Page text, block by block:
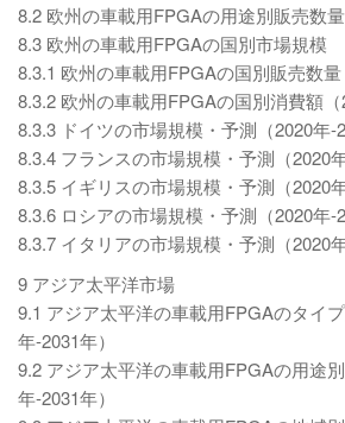
8.2 欧州の車載用FPGAの用途別販売数量
8.3 欧州の車載用FPGAの国別市場規模
8.3.1 欧州の車載用FPGAの国別販売数量
8.3.2 欧州の車載用FPGAの国別消費額（
8.3.3 ドイツの市場規模・予測（2020年-
8.3.4 フランスの市場規模・予測（2020
8.3.5 イギリスの市場規模・予測（2020
8.3.6 ロシアの市場規模・予測（2020年-
8.3.7 イタリアの市場規模・予測（2020
9 アジア太平洋市場
9.1 アジア太平洋の車載用FPGAのタイ
年-2031年）
9.2 アジア太平洋の車載用FPGAの用途
年-2031年）